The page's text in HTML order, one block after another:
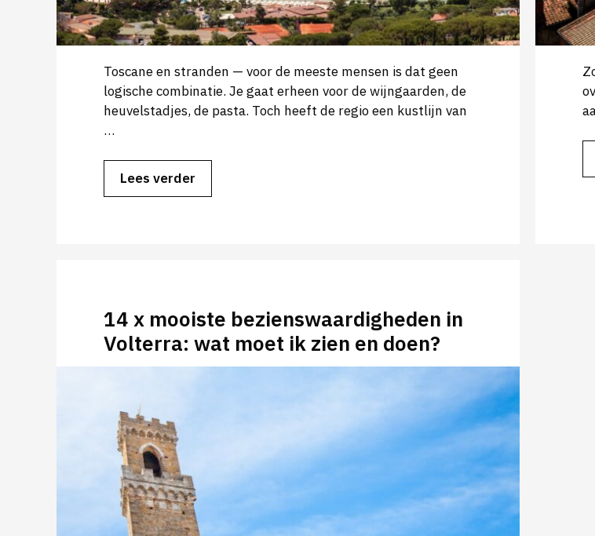
Toscane en stranden — voor de meeste mensen is dat geen
logische combinatie. Je gaat erheen voor de wijngaarden, de
heuvelstadjes, de pasta. Toch heeft de regio een kustlijn van
…
Lees verder
14 x mooiste bezienswaardigheden in
Volterra: wat moet ik zien en doen?